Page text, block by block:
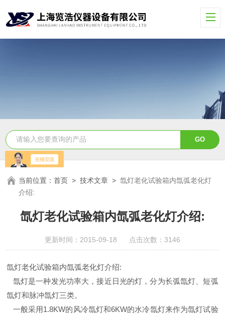
当前位置：首页 >技术文章 >氙灯老化试验箱内氙弧老化灯
介绍:
氙灯老化试验箱内氙弧老化灯介绍:
更新时间：2015-09-18 点击次数：3146
氙灯老化试验箱内氙弧老化灯介绍:
氙灯是一种发光功率大，接近日光的灯，分为长弧氙灯、短弧
氙灯和脉冲氙灯三类。
一般采用1.8KW的风冷氙灯和6KW的水冷氙灯来作为氙灯试验